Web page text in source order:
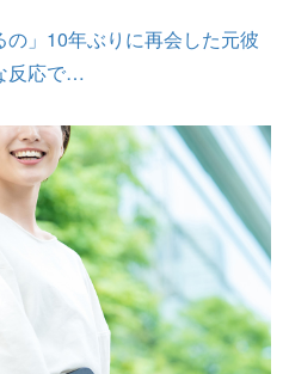
の」10年ぶりに再会した元彼
反応で…